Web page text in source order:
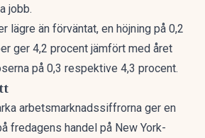
jobb.
lägre än förväntat, en höjning på 0,2
ger 4,2 procent jämfört med året
på 0,3 respektive 4,3 procent.
arbetsmarknadssiffrorna ger en
fredagens handel på New York-